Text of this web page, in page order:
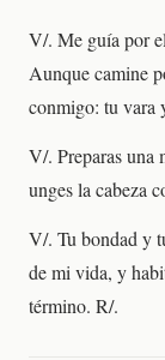
V/. Me guía por
Aunque camine
conmigo: tu vara
V/. Preparas una
unges la cabeza
V/. Tu bondad y
de mi vida, y
término. R/.